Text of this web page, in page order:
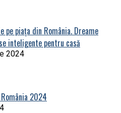
pe piața din România. Dreame
inteligente pentru casă
2024
2024